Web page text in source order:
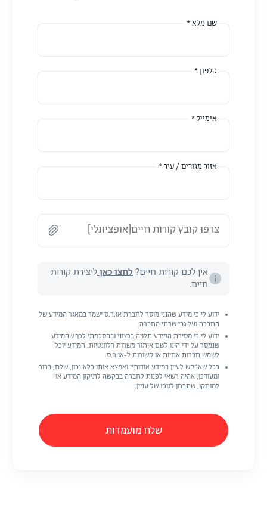
שם מלא *
טלפון *
אימייל *
אזור מגורים / עיר *
צרפו קובץ קורות חיים[אופציונלי]
אין לכם קורות חיים? לחצו כאן ליצירת קורות
חיים.
ידוע לי כי מידע שהנני מוסר לחברת או.ר.ס ישמר במאגר המידע של
החברה ועל גבי שרתי החברה.
ידוע לי כי מסירת המידע תלויה ברצוני ובהסכמתי לכך שהמידע
שנמסר על ידי הינו לשם איתור משרות רלוונטיות. המידע יוכל
לשמש חברות אחיות או קשורות ל-או.ר.ס.
ככל שאבקש לעיין במידע אודותיי ואמצא אותו כלא נכון, שלם, ברור
ומעודכן, אהיה רשאי לפנות לחברה בבקשה לתיקון המידע או
למוחקו, שתבחן לגופו של עניין.
שלח מועמדות